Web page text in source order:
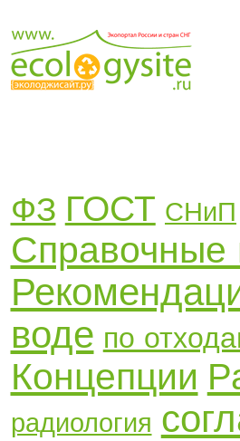
ФЗ ГОСТ СНиП
Справочные
воде по
Концепции
радиология